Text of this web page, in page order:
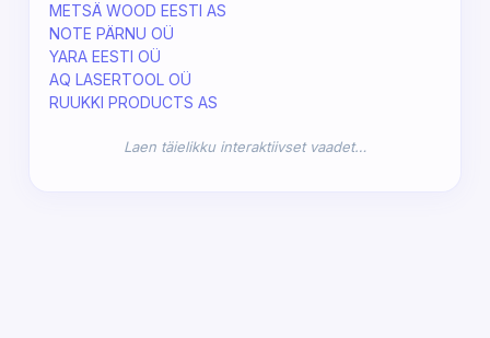
METSÄ WOOD EESTI AS
NOTE PÄRNU OÜ
YARA EESTI OÜ
AQ LASERTOOL OÜ
RUUKKI PRODUCTS AS
Laen täielikku interaktiivset vaadet…